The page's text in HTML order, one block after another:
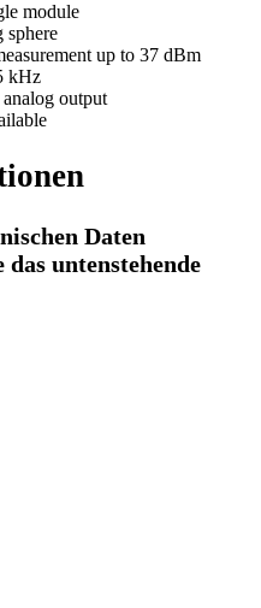
module
up to 37 dBm
kHz
output
Daten
das untenstehende